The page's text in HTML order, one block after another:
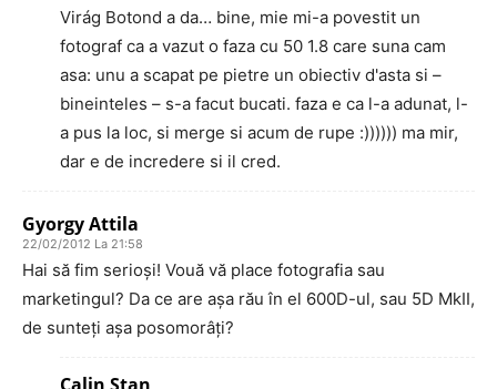
Virág Botond a da… bine, mie mi-a povestit un
fotograf ca a vazut o faza cu 50 1.8 care suna cam
asa: unu a scapat pe pietre un obiectiv d'asta si –
bineinteles – s-a facut bucati. faza e ca l-a adunat, l-
a pus la loc, si merge si acum de rupe :)))))) ma mir,
dar e de incredere si il cred.
Gyorgy Attila
22/02/2012 La 21:58
Hai să fim serioși! Vouă vă place fotografia sau
marketingul? Da ce are așa rău în el 600D-ul, sau 5D MkII,
de sunteți așa posomorâți?